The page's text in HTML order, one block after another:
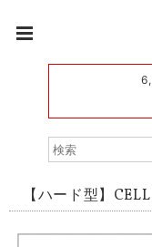
【ハード型】